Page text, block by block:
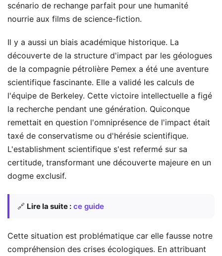
scénario de rechange parfait pour une humanité
nourrie aux films de science-fiction.
Il y a aussi un biais académique historique. La
découverte de la structure d'impact par les géologues
de la compagnie pétrolière Pemex a été une aventure
scientifique fascinante. Elle a validé les calculs de
l'équipe de Berkeley. Cette victoire intellectuelle a figé
la recherche pendant une génération. Quiconque
remettait en question l'omniprésence de l'impact était
taxé de conservatisme ou d'hérésie scientifique.
L'establishment scientifique s'est refermé sur sa
certitude, transformant une découverte majeure en un
dogme exclusif.
🔗 Lire la suite : ce guide
Cette situation est problématique car elle fausse notre
compréhension des crises écologiques. En attribuant